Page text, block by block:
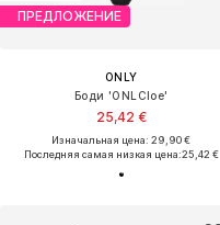
ПРЕДЛОЖЕНИЕ
ONLY
Боди 'ONLCloe'
25,42 €
Изначальная цена: 29,90 €
Последняя самая низкая цена:25,42 €